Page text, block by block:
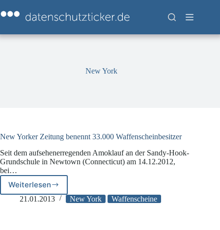
Inhalt
springen
New York
New Yorker Zeitung benennt 33.000 Waffenscheinbesitzer
Seit dem aufsehenerregenden Amoklauf an der Sandy-Hook-
Grundschule in Newtown (Connecticut) am 14.12.2012,
bei…
Weiterlesen
New
Yorker
21.01.2013 New York Waffenscheine